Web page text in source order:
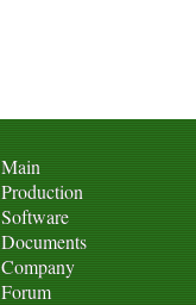
Main
Production
Software
Documents
Company
Forum